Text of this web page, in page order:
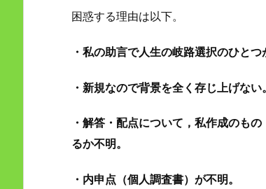
困惑する理由は以下。
・私の助言で人生の岐路選択のひとつ
・新規なので背景を全く存じ上げない。
・解答・配点について，私作成のも
るか不明。
・内申点（個人調査書）が不明。